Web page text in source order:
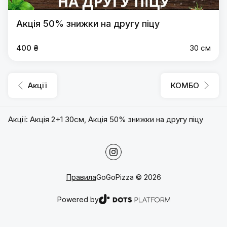
Акція 50% знижки на другу піцу
400 ₴ 30 см
Акції КОМБО
Акції: Акція 2+1 30см, Акція 50% знижки на другу піцу
ПравилаGoGoPizza © 2026
Powered by